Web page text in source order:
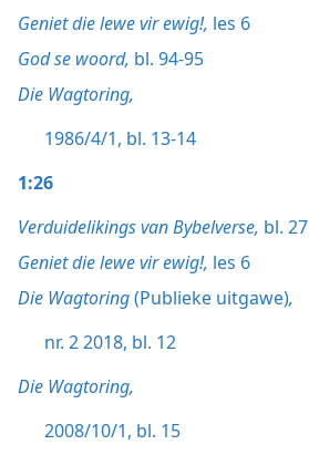
Geniet die lewe vir ewig!, les 6
God se woord, bl. 94-95
Die Wagtoring,
1986/4/1, bl. 13-14
1:26
Verduidelikings van Bybelverse, bl. 27
Geniet die lewe vir ewig!, les 6
Die Wagtoring(Publieke uitgawe),
nr. 2 2018, bl. 12
Die Wagtoring,
2008/10/1, bl. 15